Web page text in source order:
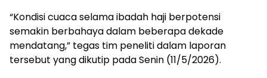
“Kondisi cuaca selama ibadah haji berpotensi
semakin berbahaya dalam beberapa dekade
mendatang,” tegas tim peneliti dalam laporan
tersebut yang dikutip pada Senin (11/5/2026).